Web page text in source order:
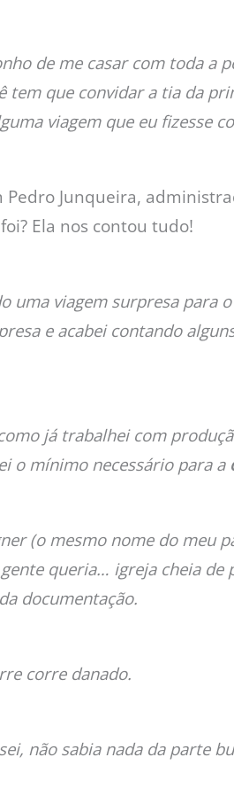
de me casar com toda a
tem que convidar a tia da
viagem que eu fizesse
Pedro Junqueira,
Ela nos contou tudo!
uma viagem surpresa para
e acabei contando
já trabalhei com
o mínimo necessário para a
(o mesmo nome do meu
queria… igreja cheia
documentação.
corre danado.
não sabia nada da parte